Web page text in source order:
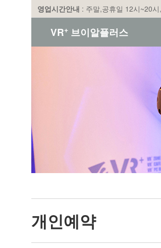
영업시간안내 : 주말,공휴일 12시~20
VR+ 브이알플러스
개인예약